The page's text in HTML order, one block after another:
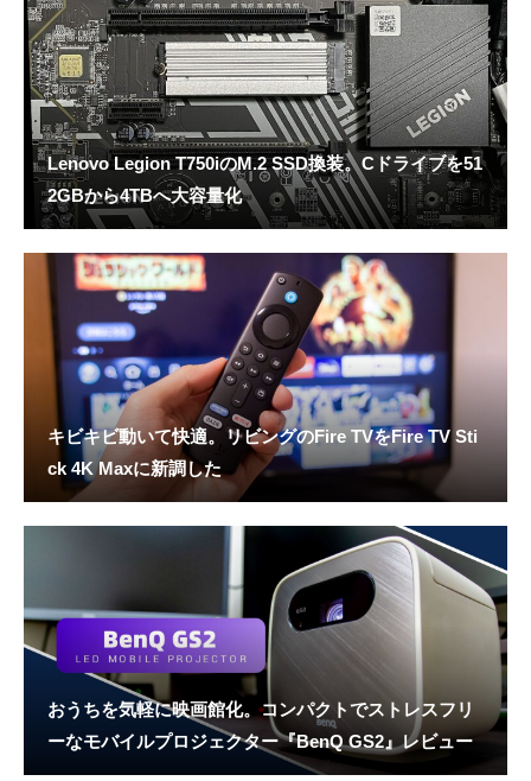
Lenovo Legion T750iのM.2 SSD換装。Cドライブを51
2GBから4TBへ大容量化
キビキビ動いて快適。リビングのFire TVをFire TV Sti
ck 4K Maxに新調した
おうちを気軽に映画館化。コンパクトでストレスフリ
ーなモバイルプロジェクター『BenQ GS2』レビュー